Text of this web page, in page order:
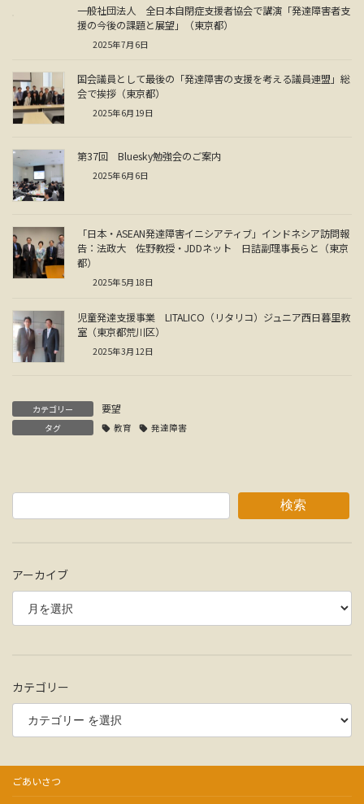
一般社団法人 全日本自閉症支援者協会で講演「発達障害者支
援の今後の課題と展望」（東京都）
2025年7月6日
国会議員として最後の「発達障害の支援を考える議員連盟」総
会で挨拶（東京都）
2025年6月19日
第37回 Bluesky勉強会のご案内
2025年6月6日
「日本・ASEAN発達障害イニシアティブ」インドネシア訪問報
告：法政大 佐野教授・JDDネット 日詰副理事長らと（東京
都）
2025年5月18日
児童発達支援事業 LITALICO（リタリコ）ジュニア西日暮里教
室（東京都荒川区）
2025年3月12日
カテゴリー 要望
タグ 教育 発達障害
検索
アーカイブ
カテゴリー
ごあいさつ